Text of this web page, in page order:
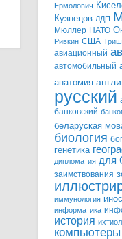
Ермолович
Кузнецов ЛДП
Мюллер НАТО
Ривкин США
авиационный
автомобильный
анатомия
русский
банковский
беларуская
биология
генетика
дипломатия для
заимствования
иммунология
информатика
история
компьютеры